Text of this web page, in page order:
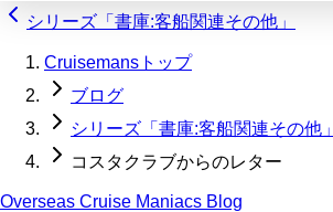
シリーズ「書庫:客船関連その他」
Cruisemansトップ
ブログ
シリーズ「書庫:客船関連その他」
コスタクラブからのレター
Overseas Cruise Maniacs Blog